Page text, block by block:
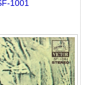
1001